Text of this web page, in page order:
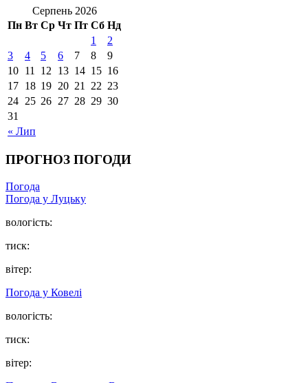
Серпень 2026
Пн Вт Ср Чт Пт Сб Нд
« Лип
1
2
3
4 5 6 7 8
9
10 11 12 13 14 15 16
17 18 19 20 21 22 23
24 25 26 27 28 29 30
31
ПРОГНОЗ ПОГОДИ
Погода
Погода у Луцьку
вологість:
тиск:
вітер:
Погода у Ковелі
вологість:
тиск:
вітер: